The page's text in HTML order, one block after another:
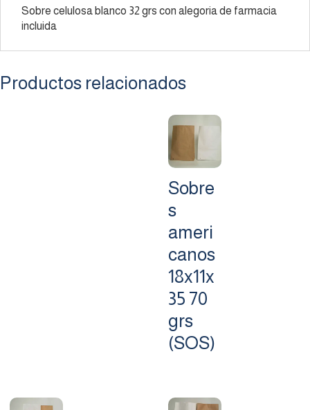
Sobre celulosa blanco 32 grs con alegoria de farmacia
incluida
Productos relacionados
Sobre
s
ameri
canos
18x11x
35 70
grs
(SOS)